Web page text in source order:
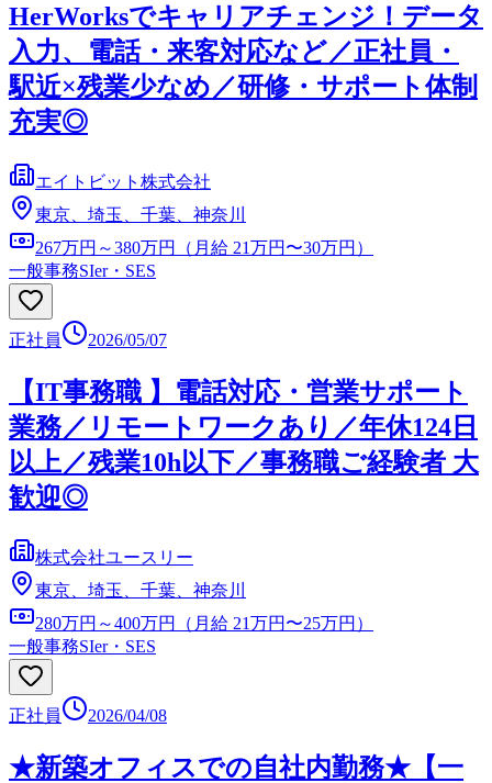
HerWorksでキャリアチェンジ！データ
入力、電話・来客対応など／正社員・
駅近×残業少なめ／研修・サポート体制
充実◎
エイトビット株式会社
東京、埼玉、千葉、神奈川
267万円～380万円（月給 21万円〜30万円）
一般事務SIer・SES
正社員 2026/05/07
【IT事務職 】電話対応・営業サポート
業務／リモートワークあり／年休124日
以上／残業10h以下／事務職ご経験者 大
歓迎◎
株式会社ユースリー
東京、埼玉、千葉、神奈川
280万円～400万円（月給 21万円〜25万円）
一般事務SIer・SES
正社員 2026/04/08
★新築オフィスでの自社内勤務★【一